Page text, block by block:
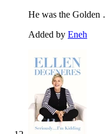
He was the Golden
Added by Eneh